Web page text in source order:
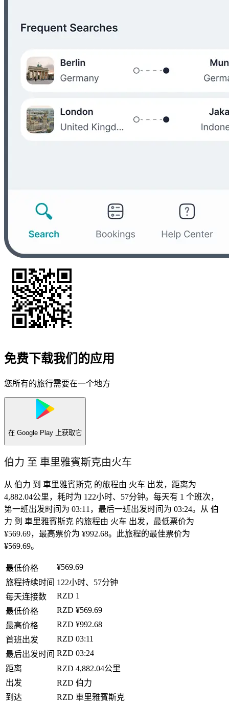
免费下载我们的应用
您所有的旅行需要在一个地方
在 Google Play 上获取它
伯力 至 車里雅賓斯克由火车
从 伯力 到 車里雅賓斯克 的旅程由 火车 出发，距离为
4,882.04公里，耗时为 122小时、57分钟。每天有 1 个班次，
第一班出发时间为 03:11，最后一班出发时间为 03:24。从 伯
力 到 車里雅賓斯克 的旅程由 火车 出发，最低票价为
¥569.69，最高票价为 ¥992.68。此旅程的最佳票价为
¥569.69。
最低价格
¥569.69
旅程持续时间 122小时、57分钟
每天连接数
RZD 1
最低价格
RZD ¥569.69
最高价格
RZD ¥992.68
首班出发
RZD 03:11
最后出发时间 RZD 03:24
距离
RZD 4,882.04公里
出发
RZD 伯力
到达
RZD 車里雅賓斯克